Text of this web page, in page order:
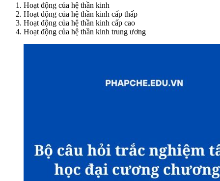
Hoạt động của hệ thần kinh
Hoạt động của hệ thần kinh cấp thấp
Hoạt động của hệ thần kinh cấp cao
Hoạt động của hệ thần kinh trung ương